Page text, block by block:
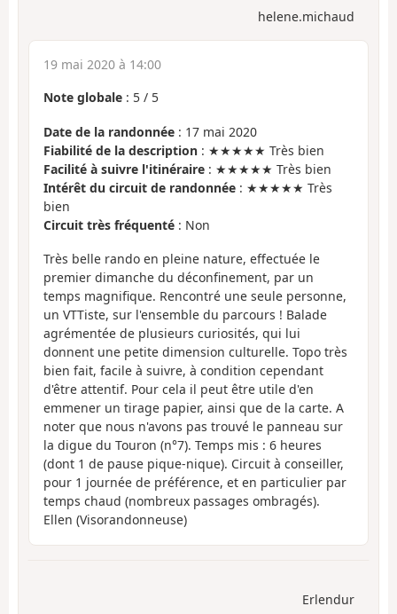
helene.michaud
19 mai 2020 à 14:00
Note globale : 5 / 5
Date de la randonnée : 17 mai 2020
Fiabilité de la description : ★★★★★ Très bien
Facilité à suivre l'itinéraire : ★★★★★ Très bien
Intérêt du circuit de randonnée : ★★★★★ Très
bien
Circuit très fréquenté : Non
Très belle rando en pleine nature, effectuée le
premier dimanche du déconfinement, par un
temps magnifique. Rencontré une seule personne,
un VTTiste, sur l'ensemble du parcours ! Balade
agrémentée de plusieurs curiosités, qui lui
donnent une petite dimension culturelle. Topo très
bien fait, facile à suivre, à condition cependant
d'être attentif. Pour cela il peut être utile d'en
emmener un tirage papier, ainsi que de la carte. A
noter que nous n'avons pas trouvé le panneau sur
la digue du Touron (n°7). Temps mis : 6 heures
(dont 1 de pause pique-nique). Circuit à conseiller,
pour 1 journée de préférence, et en particulier par
temps chaud (nombreux passages ombragés).
Ellen (Visorandonneuse)
Erlendur